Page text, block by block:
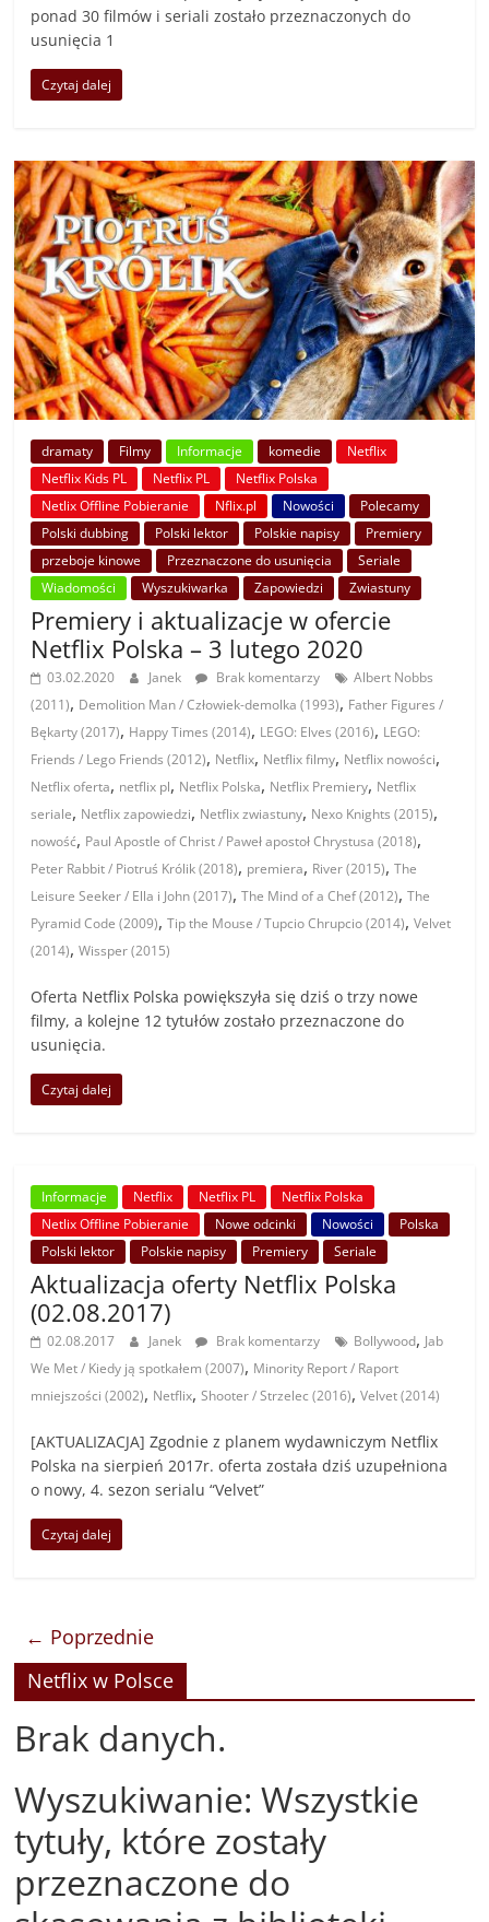
ponad 30 filmów i seriali zostało przeznaczonych do
usunięcia 1
Czytaj dalej
dramaty Filmy Informacje komedie
Netflix
Netflix Kids PL
Netflix PL
Netflix Polska
Netlix Offline Pobieranie
Nflix.pl Nowości
Polecamy
Polski dubbing
Polski lektor Polskie napisy
Premiery
przeboje kinowe
Przeznaczone do usunięcia
Seriale
Wiadomości
Wyszukiwarka Zapowiedzi Zwiastuny
Premiery i aktualizacje w ofercie
Netflix Polska – 3 lutego 2020
03.02.2020 Janek Brak komentarzy
Albert Nobbs
(2011), Demolition Man / Człowiek-demolka (1993), Father Figures /
Bękarty (2017), Happy Times (2014), LEGO: Elves (2016), LEGO:
Friends / Lego Friends (2012), Netflix, Netflix filmy, Netflix nowości,
Netflix oferta, netflix pl, Netflix Polska, Netflix Premiery, Netflix
seriale, Netflix zapowiedzi, Netflix zwiastuny, Nexo Knights (2015),
nowość, Paul Apostle of Christ / Paweł apostoł Chrystusa (2018),
Peter Rabbit / Piotruś Królik (2018), premiera, River (2015),The
Leisure Seeker / Ella i John (2017),The Mind of a Chef (2012),The
Pyramid Code (2009),Tip the Mouse / Tupcio Chrupcio (2014),Velvet
(2014),Wissper (2015)
Oferta Netflix Polska powiększyła się dziś o trzy nowe
filmy, a kolejne 12 tytułów zostało przeznaczone do
usunięcia.
Czytaj dalej
Informacje Netflix Netflix PL
Netflix Polska
Netlix Offline Pobieranie
Nowe odcinki Nowości
Polska
Polski lektor
Polskie napisy Premiery Seriale
Aktualizacja oferty Netflix Polska
(02.08.2017)
02.08.2017 Janek Brak komentarzy Bollywood, Jab
We Met / Kiedy ją spotkałem (2007), Minority Report / Raport
mniejszości (2002), Netflix,Shooter / Strzelec (2016),Velvet (2014)
[AKTUALIZACJA] Zgodnie z planem wydawniczym Netflix
Polska na sierpień 2017r. oferta została dziś uzupełniona
o nowy, 4. sezon serialu “Velvet”
Czytaj dalej
← Poprzednie
Netflix w Polsce
Brak danych.
Wyszukiwanie: Wszystkie
tytuły, które zostały
przeznaczone do